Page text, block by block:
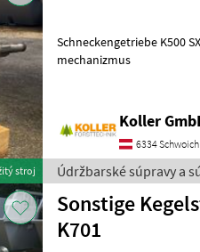
stroj
Schneckengetriebe K500 SX280 Údržbarské súpravy a
mechanizmus
Koller
6334
Údržbarské súpravy a
Sonstige
K701